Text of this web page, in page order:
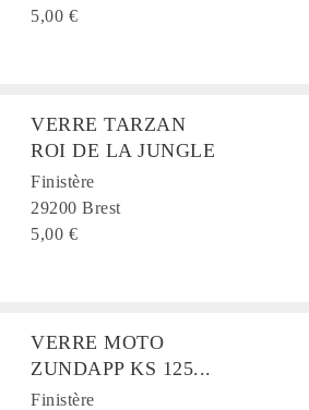
5,00 €
VERRE TARZAN
ROI DE LA JUNGLE
Finistère
29200 Brest
5,00 €
VERRE MOTO
ZUNDAPP KS 125...
Finistère